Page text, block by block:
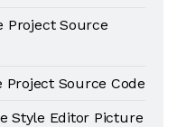
Project Source
Project Source Code
Style Editor Picture